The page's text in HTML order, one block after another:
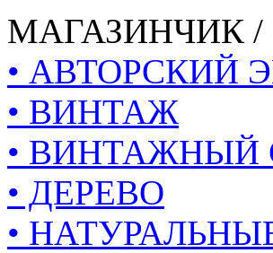
МАГАЗИНЧИК /
• АВТОРСКИЙ
• ВИНТАЖ
• ВИНТАЖНЫЙ
• ДЕРЕВО
•